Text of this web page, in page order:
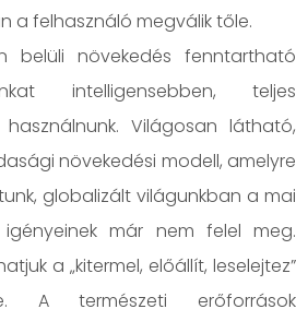
a felhasználó megválik tőle.
belüli növekedés fenntartható
intelligensebben, teljes
használnunk. Világosan látható,
növekedési modell, amelyre
globalizált világunkban a mai
már nem felel meg.
a „kitermel, előállít, leselejtez”
A természeti erőforrások